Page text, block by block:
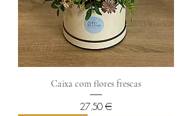
Caixa com flores frescas
Preço
27,50 €